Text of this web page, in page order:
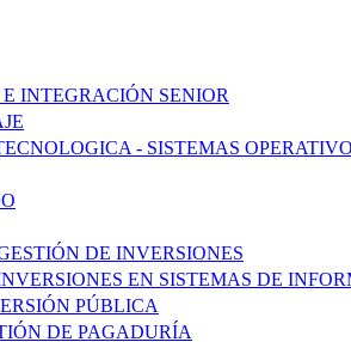
INTEGRACIÓN SENIOR
- SISTEMAS
DE INVERSIONES
EN SISTEMAS DE
PÚBLICA
DE PAGADURÍA